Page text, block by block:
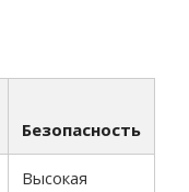
Безопасность
Высокая